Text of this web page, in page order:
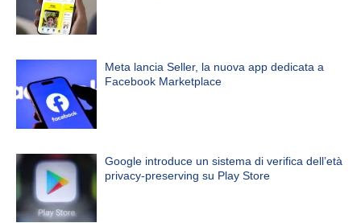
Meta lancia Seller, la nuova app dedicata a
Facebook Marketplace
Google introduce un sistema di verifica dell’età
privacy-preserving su Play Store